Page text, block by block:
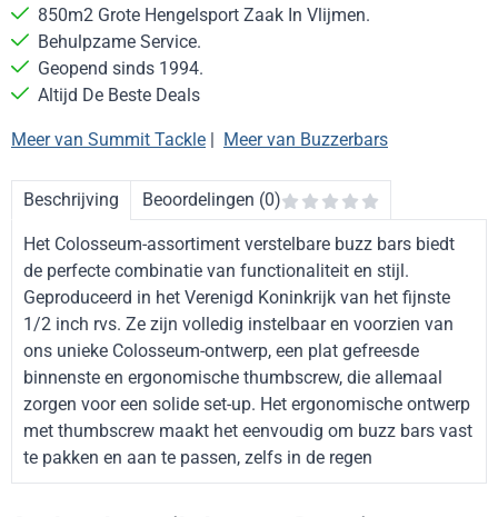
850m2 Grote Hengelsport Zaak In Vlijmen.
Behulpzame Service.
Geopend sinds 1994.
Altijd De Beste Deals
Meer van Summit Tackle | Meer van Buzzerbars
Beschrijving Beoordelingen (0)
Het Colosseum-assortiment verstelbare buzz bars biedt
de perfecte combinatie van functionaliteit en stijl.
Geproduceerd in het Verenigd Koninkrijk van het fijnste
1/2 inch rvs. Ze zijn volledig instelbaar en voorzien van
ons unieke Colosseum-ontwerp, een plat gefreesde
binnenste en ergonomische thumbscrew, die allemaal
zorgen voor een solide set-up. Het ergonomische ontwerp
met thumbscrew maakt het eenvoudig om buzz bars vast
te pakken en aan te passen, zelfs in de regen